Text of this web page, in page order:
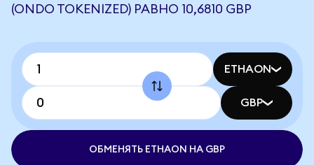
(ONDO TOKENIZED) РАВНО 10,6810 GBP
ETHAON
GBP
ОБМЕНЯТЬ ETHAON НА GBP